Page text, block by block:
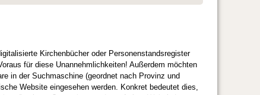
Kirchenbücher oder Personenstandsregister
für diese Unannehmlichkeiten! Außerdem möchten
in der Suchmaschine (geordnet nach Provinz und
Website eingesehen werden. Konkret bedeutet dies,